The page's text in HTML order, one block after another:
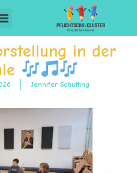
in der
Jennifer Schutting